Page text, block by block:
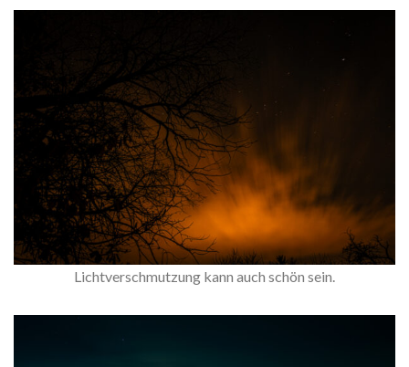
Lichtverschmutzung kann auch schön sein.